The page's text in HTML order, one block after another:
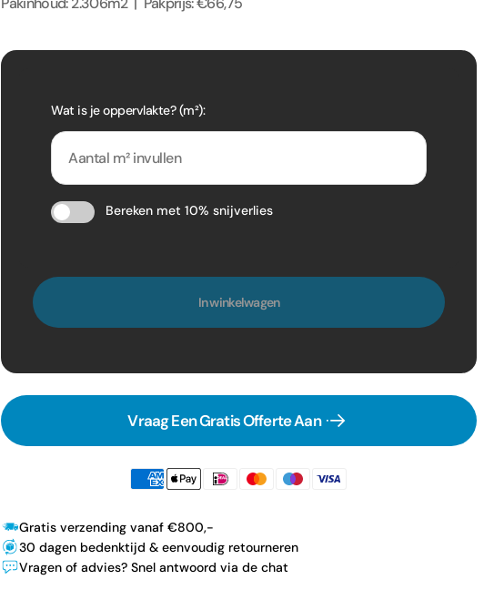
Wat is je oppervlakte? (m²):
Bereken met 10% snijverlies
In winkelwagen
Vraag Een Gratis Offerte Aan
Gratis verzending vanaf €800,-
30 dagen bedenktijd & eenvoudig retourneren
Vragen of advies? Snel antwoord via de chat